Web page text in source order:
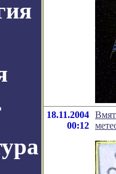
18.11.2004
00:12